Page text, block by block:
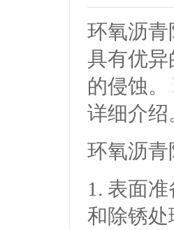
环氧沥
具有优
的侵蚀
详细介绍
环氧沥
1. 表面
和除锈